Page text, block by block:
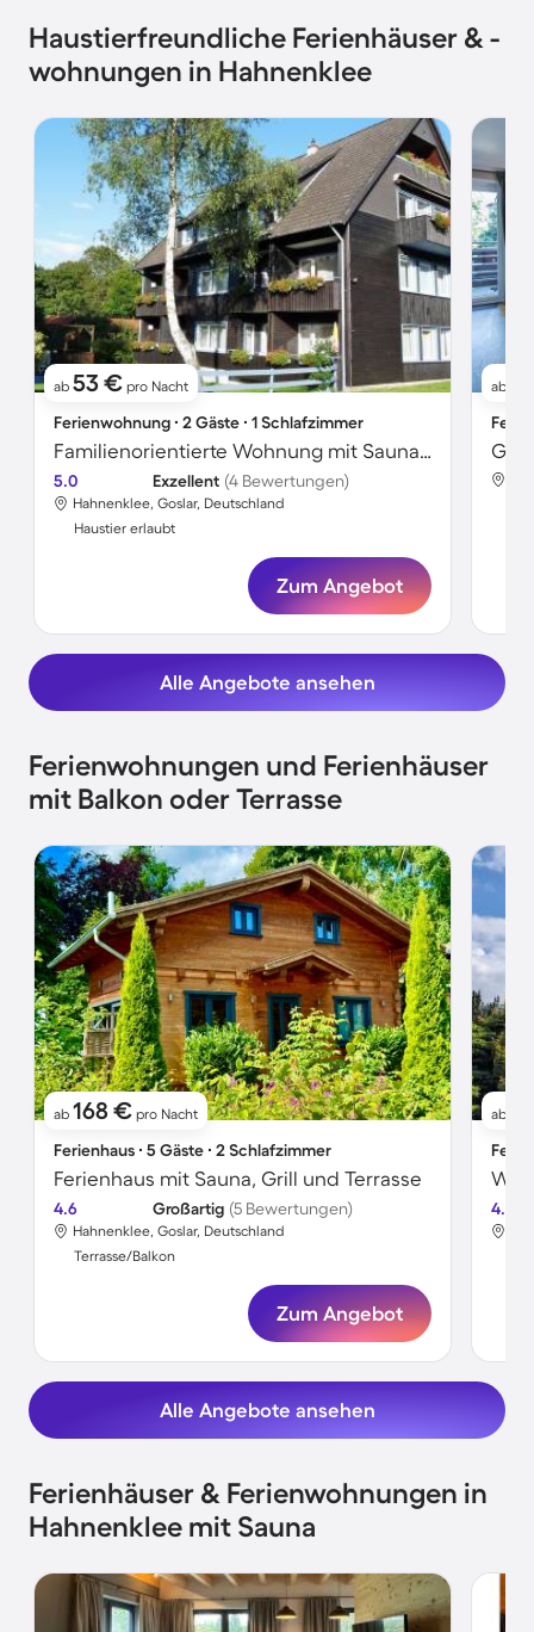
Haustierfreundliche Ferienhäuser & -
wohnungen in Hahnenklee
ab 53 € pro Nacht
Ferienwohnung ∙ 2 Gäste ∙ 1 Schlafzimmer
Familienorientierte Wohnung mit Sauna, Garten und Grill | Skifahren in der Nähe | Haustierfreundlich
5.0 Exzellent (4 Bewertungen)
Hahnenklee, Goslar, Deutschland
Haustier erlaubt
Zum Angebot
ab
Alle Angebote ansehen
Ferienwohnungen und Ferienhäuser
mit Balkon oder Terrasse
ab 168 € pro Nacht
Ferienhaus ∙ 5 Gäste ∙ 2 Schlafzimmer
Ferienhaus mit Sauna, Grill und Terrasse
4.6 Großartig (5 Bewertungen)
Hahnenklee, Goslar, Deutschland
Terrasse/Balkon
Zum Angebot
ab
4.5
Alle Angebote ansehen
Ferienhäuser & Ferienwohnungen in
Hahnenklee mit Sauna